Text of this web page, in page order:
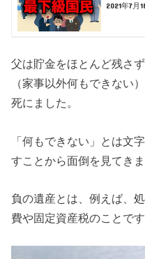
2021年7月
父は貯金をほとんど残さ
（家事以外何もできない
死にました。
「何もできない」とは文
すことから面倒を見てきま
負の遺産とは、例えば、
費や固定資産税のことです